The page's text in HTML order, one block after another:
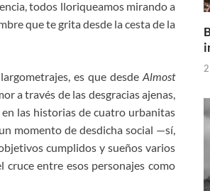
todos lloriqueamos mirando a
que te grita desde la cesta de la
es que desde Almost
a través de las desgracias ajenas,
las historias de cuatro urbanitas
momento de desdicha social —sí,
cumplidos y sueños varios
entre esos personajes como